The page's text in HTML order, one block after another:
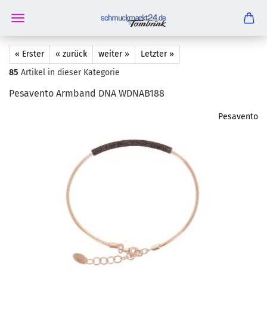
« Erster « zurück weiter »
Letzter »
85 Artikel in dieser Kategorie
Pe­saven­to Arm­band DNA WDNAB188
Pesavento